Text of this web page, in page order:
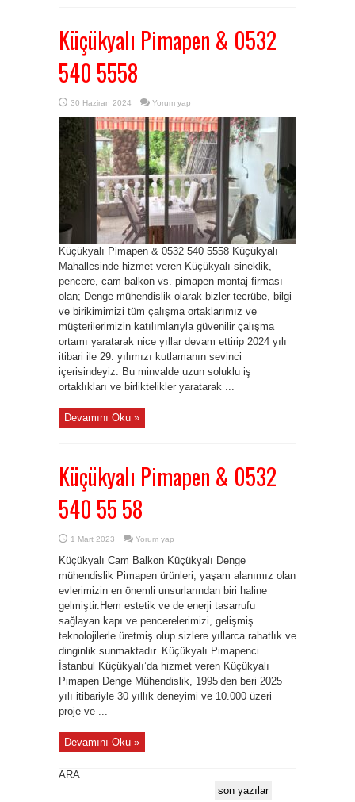
Küçükyalı Pimapen & 0532
540 5558
30 Haziran 2024 Yorum yap
Küçükyalı Pimapen & 0532 540 5558 Küçükyalı
Mahallesinde hizmet veren Küçükyalı sineklik,
pencere, cam balkon vs. pimapen montaj firması
olan; Denge mühendislik olarak bizler tecrübe, bilgi
ve birikimimizi tüm çalışma ortaklarımız ve
müşterilerimizin katılımlarıyla güvenilir çalışma
ortamı yaratarak nice yıllar devam ettirip 2024 yılı
itibari ile 29. yılımızı kutlamanın sevinci
içerisindeyiz. Bu minvalde uzun soluklu iş
ortaklıkları ve birliktelikler yaratarak ...
Devamını Oku »
Küçükyalı Pimapen & 0532
540 55 58
1 Mart 2023 Yorum yap
Küçükyalı Cam Balkon Küçükyalı Denge
mühendislik Pimapen ürünleri, yaşam alanımız olan
evlerimizin en önemli unsurlarından biri haline
gelmiştir.Hem estetik ve de enerji tasarrufu
sağlayan kapı ve pencerelerimizi, gelişmiş
teknolojilerle üretmiş olup sizlere yıllarca rahatlık ve
dinginlik sunmaktadır. Küçükyalı Pimapenci
İstanbul Küçükyalı’da hizmet veren Küçükyalı
Pimapen Denge Mühendislik, 1995’den beri 2025
yılı itibariyle 30 yıllık deneyimi ve 10.000 üzeri
proje ve ...
Devamını Oku »
ARA
son yazılar